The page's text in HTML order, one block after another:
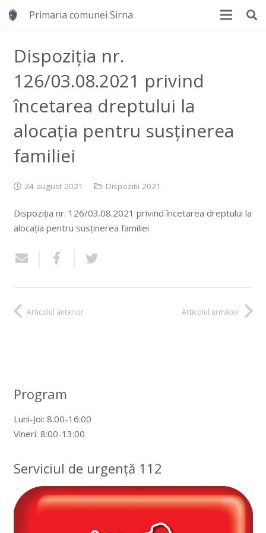
Primaria comunei Sirna
Dispoziția nr.
126/03.08.2021 privind
încetarea dreptului la
alocația pentru susținerea
familiei
24 august 2021 Dispozitii 2021
Dispoziția nr. 126/03.08.2021 privind încetarea dreptului la
alocația pentru susținerea familiei
Articolul anterior Articolul următor
Program
Luni-Joi: 8:00-16:00
Vineri: 8:00-13:00
Serviciul de urgență 112